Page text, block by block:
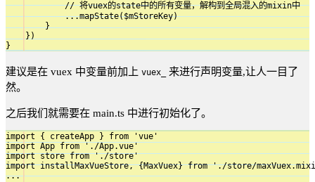
            // 将vuex的state中的所有变量，解构到全局混入的mixin中
            ...mapState($mStoreKey)
        }
    })
}
建议是在 vuex 中变量前加上 vuex_
来进行声明变量,让人一目了
然。
之后我们就需要在 main.ts 中进行初始化了。
import { createApp } from 'vue'
import App from './App.vue'
import store from './store'
import installMaxVueStore, {MaxVuex} from './store/
...